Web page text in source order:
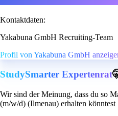
Kontaktdaten:
Yakabuna GmbH Recruiting-Team
Profil von Yakabuna GmbH
StudySmarter Expertenrat
Wir sind der Meinung, dass du so
(m/w/d) (Ilmenau) erhalten könntest